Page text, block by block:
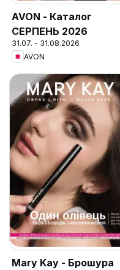
AVON - Каталог
СЕРПЕНЬ 2026
31.07. - 31.08.2026
AVON
Mary Kay - Брошура